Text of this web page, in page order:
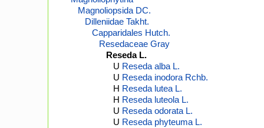
Magnoliopsida DC.
Dilleniidae Takht.
Capparidales Hutch.
Resedaceae Gray
Reseda L.
U Reseda alba L.
U Reseda inodora Rchb.
H Reseda lutea L.
H Reseda luteola L.
U Reseda odorata L.
U Reseda phyteuma L.